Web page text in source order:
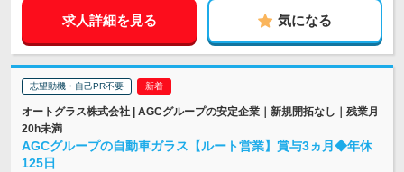
求人詳細を見る 気になる
志望動機・自己PR不要
オートグラス株式会社 | AGCグループの安定企業｜新規開拓なし｜残業月
20h未満
AGCグループの自動車ガラス【ルート営業】賞与3ヵ月◆年休
125日